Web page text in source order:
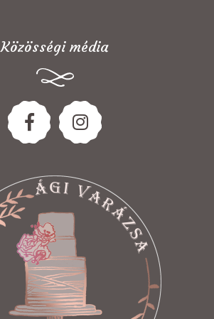
Közösségi média